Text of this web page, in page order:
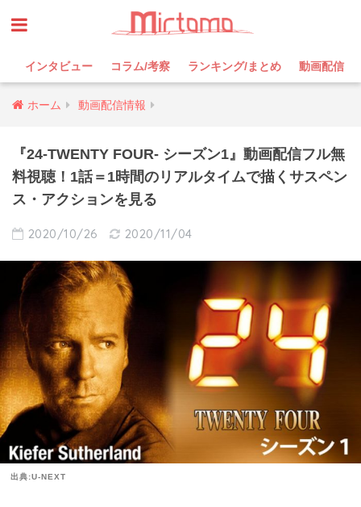
インタビュー コラム/考察 ランキング/まとめ 動画配信
ホーム 動画配信情報
『24-TWENTY FOUR- シーズン1』動画配信フル無
料視聴！1話＝1時間のリアルタイムで描くサスペン
ス・アクションを見る
2020/10/26 2020/11/04
出典:U-NEXT